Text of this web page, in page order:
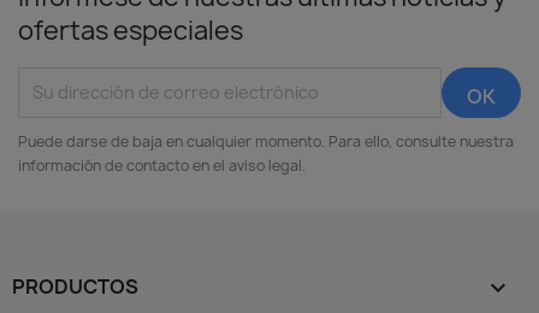
ofertas especiales
Puede darse de baja en cualquier momento. Para ello, consulte nuestra
información de contacto en el aviso legal.
PRODUCTOS 